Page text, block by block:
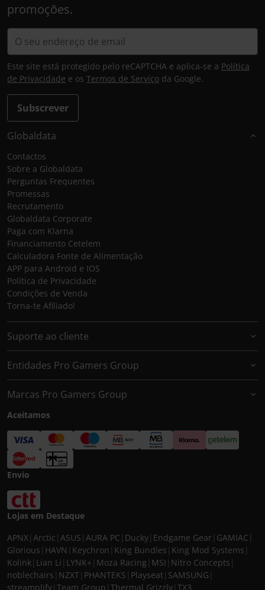
promoções.
Subscrever
Este site está protegido pelo reCAPTCHA e aplica-se a Política
de Privacidade e os Termos de Serviço da Google.
Globaldata
Contactos
Sobre a Globaldata
Perguntas Frequentes
Promessas
Recrutamento
Globaldata Corporate
Paga com Klarna
Financiamento Cetelem
Calculadora Fonte de Alimentação
APP para Android e IOS
Política de Privacidade
Condições de Venda
Torna-te Afiliado!
Suporte ao cliente
Entidades Pro Gamers Group
Marcas Pro Gamers Group
Aceitamos
Envio
Lojas em Destaque
APNX Arctic ASUS AURA PC Ducky Endgame Gear GAMIAC
Glorious HAVN Keychron King Bundles King Mod Systems
Kolink Lian Li LYNK+ Moza Racing MSI Nitro Concepts
noblechairs NZXT PHANTEKS Playseat SAMSUNG
streamplify Team Group Thermal Grizzly TX3